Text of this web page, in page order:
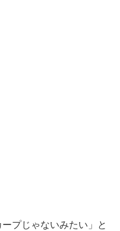
プじゃないみたい」と